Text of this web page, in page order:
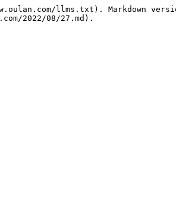
llms.txt). Markdown
2022/08/27.md).